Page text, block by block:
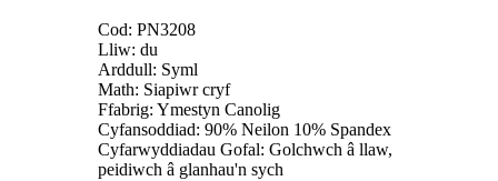
Cod: PN3208
Lliw: du
Arddull: Syml
Math: Siapiwr cryf
Ffabrig: Ymestyn Canolig
Cyfansoddiad: 90% Neilon 10% Spandex
Cyfarwyddiadau Gofal: Golchwch â llaw,
peidiwch â glanhau'n sych